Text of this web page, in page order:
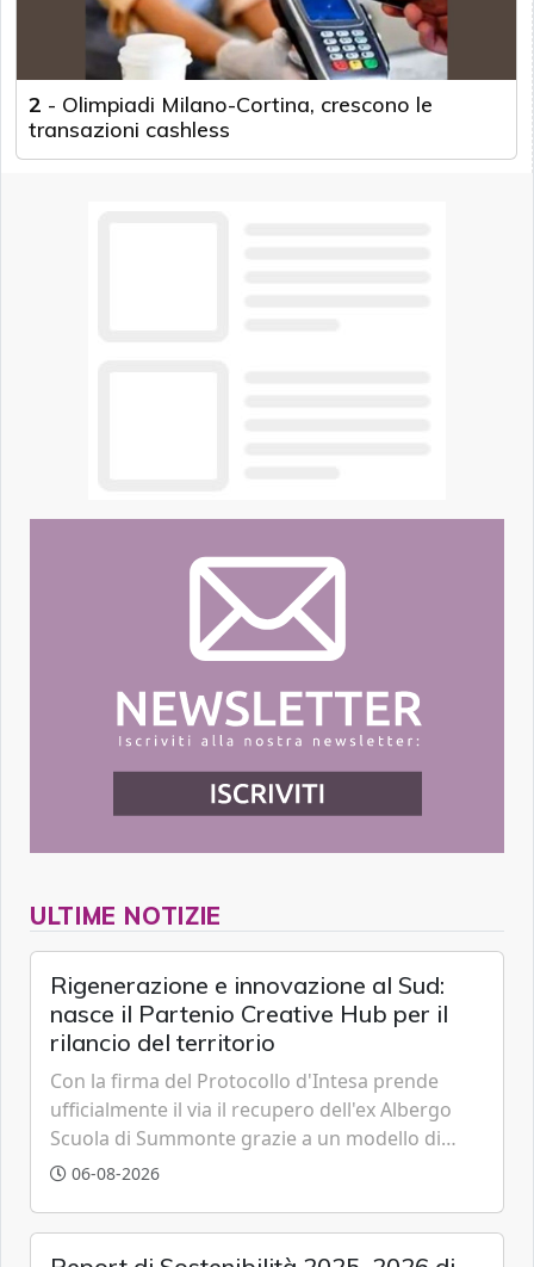
2 - Olimpiadi Milano-Cortina, crescono le
transazioni cashless
ULTIME NOTIZIE
Rigenerazione e innovazione al Sud:
nasce il Partenio Creative Hub per il
rilancio del territorio
Con la firma del Protocollo d'Intesa prende
ufficialmente il via il recupero dell'ex Albergo
Scuola di Summonte grazie a un modello di
partenariato pubblico-privato e a una rete di
06-08-2026